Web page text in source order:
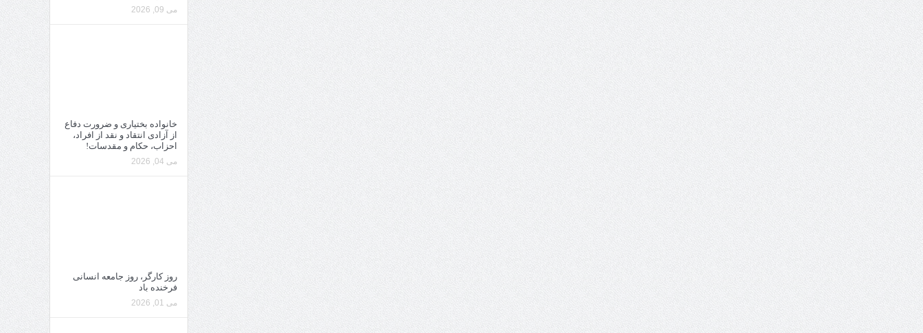
می 09, 2026
خانواده بختیاری و ضرورت دفاع
از آزادی انتقاد و نقد از افراد،
احزاب، حکام و مقدسات!
می 04, 2026
روز کارگر، روز جامعه انسانی
فرخنده باد
می 01, 2026